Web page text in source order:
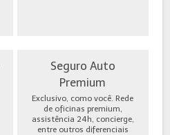
Seguro Auto
Premium
Exclusivo, como você. Rede
de oficinas premium,
assistência 24h, concierge,
entre outros diferenciais